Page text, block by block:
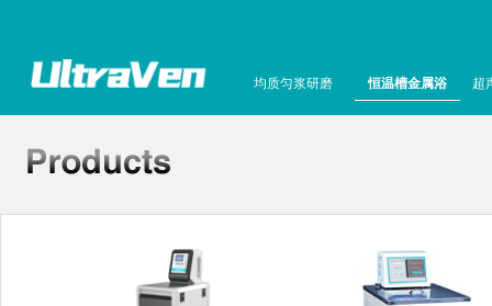
均质匀浆研磨 恒温槽金属浴 超